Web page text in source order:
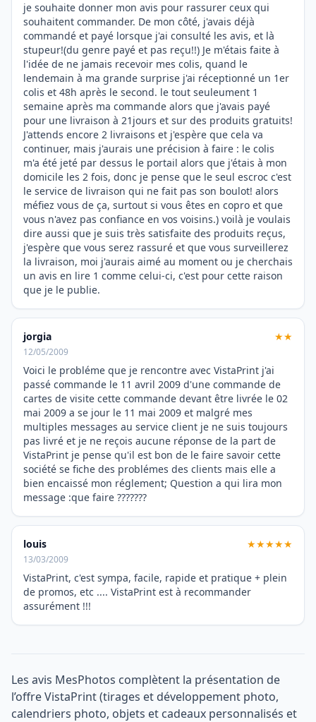
je souhaite donner mon avis pour rassurer ceux qui
souhaitent commander. De mon côté, j'avais déjà
commandé et payé lorsque j'ai consulté les avis, et là
stupeur!(du genre payé et pas reçu!!) Je m'étais faite à
l'idée de ne jamais recevoir mes colis, quand le
lendemain à ma grande surprise j'ai réceptionné un 1er
colis et 48h après le second. le tout seuleument 1
semaine après ma commande alors que j'avais payé
pour une livraison à 21jours et sur des produits gratuits!
J'attends encore 2 livraisons et j'espère que cela va
continuer, mais j'aurais une précision à faire : le colis
m'a été jeté par dessus le portail alors que j'étais à mon
domicile les 2 fois, donc je pense que le seul escroc c'est
le service de livraison qui ne fait pas son boulot! alors
méfiez vous de ça, surtout si vous êtes en copro et que
vous n'avez pas confiance en vos voisins.) voilà je voulais
dire aussi que je suis très satisfaite des produits reçus,
j'espère que vous serez rassuré et que vous surveillerez
la livraison, moi j'aurais aimé au moment ou je cherchais
un avis en lire 1 comme celui-ci, c'est pour cette raison
que je le publie.
jorgia ★★
12/05/2009
Voici le probléme que je rencontre avec VistaPrint j'ai
passé commande le 11 avril 2009 d'une commande de
cartes de visite cette commande devant être livrée le 02
mai 2009 a se jour le 11 mai 2009 et malgré mes
multiples messages au service client je ne suis toujours
pas livré et je ne reçois aucune réponse de la part de
VistaPrint je pense qu'il est bon de le faire savoir cette
société se fiche des problémes des clients mais elle a
bien encaissé mon réglement; Question a qui lira mon
message :que faire ???????
louis ★★★★★
13/03/2009
VistaPrint, c'est sympa, facile, rapide et pratique + plein
de promos, etc .... VistaPrint est à recommander
assurément !!!
Les avis MesPhotos complètent la présentation de
l’offre VistaPrint (tirages et développement photo,
calendriers photo, objets et cadeaux personnalisés et